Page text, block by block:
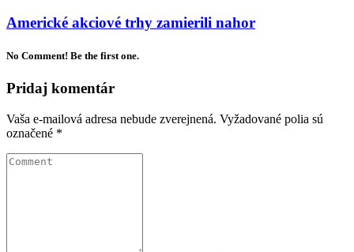
Americké akciové trhy zamierili nahor
No Comment! Be the first one.
Pridaj komentár
Vaša e-mailová adresa nebude zverejnená. Vyžadované polia sú
označené *